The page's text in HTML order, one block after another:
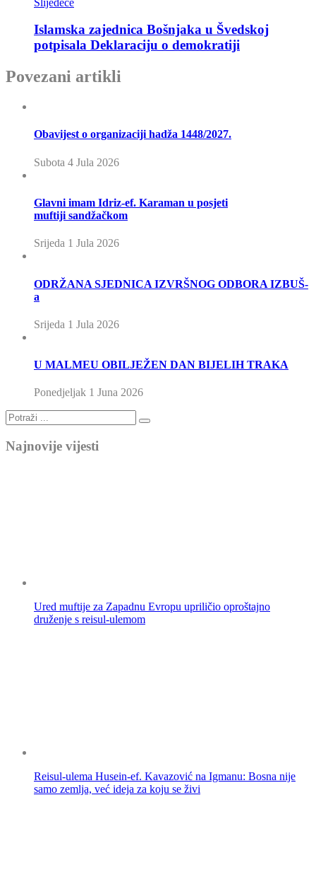
Islamska zajednica Bošnjaka u Švedskoj
potpisala Deklaraciju o demokratiji
Povezani artikli
Obavijest o organizaciji hadža 1448/2027.
Subota 4 Jula 2026
Glavni imam Idriz-ef. Karaman u posjeti
muftiji sandžačkom
Srijeda 1 Jula 2026
ODRŽANA SJEDNICA IZVRŠNOG ODBORA IZBUŠ-
a
Srijeda 1 Jula 2026
U MALMEU OBILJEŽEN DAN BIJELIH TRAKA
Ponedjeljak 1 Juna 2026
Najnovije vijesti
Ured muftije za Zapadnu Evropu upriličio oproštajno
druženje s reisul-ulemom
Reisul-ulema Husein-ef. Kavazović na Igmanu: Bosna nije
samo zemlja, već ideja za koju se živi